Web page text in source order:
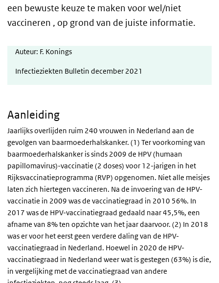
een bewuste keuze te maken voor wel/niet
vaccineren , op grond van de juiste informatie.
Auteur: F. Konings
Infectieziekten Bulletin december 2021
Aanleiding
Jaarlijks overlijden ruim 240 vrouwen in Nederland aan de
gevolgen van baarmoederhalskanker. (1) Ter voorkoming van
baarmoederhalskanker is sinds 2009 de HPV(humaan
papillomavirus)-vaccinatie (2 doses) voor 12-jarigen in het
Rijksvaccinatieprogramma (RVP) opgenomen. Niet alle meisjes
laten zich hiertegen vaccineren. Na de invoering van de HPV-
vaccinatie in 2009 was de vaccinatiegraad in 2010 56%. In
2017 was de HPV-vaccinatiegraad gedaald naar 45,5%, een
afname van 8% ten opzichte van het jaar daarvoor. (2) In 2018
was er voor het eerst geen verdere daling van de HPV-
vaccinatiegraad in Nederland. Hoewel in 2020 de HPV-
vaccinatiegraad in Nederland weer wat is gestegen (63%) is die,
in vergelijking met de vaccinatiegraad van andere